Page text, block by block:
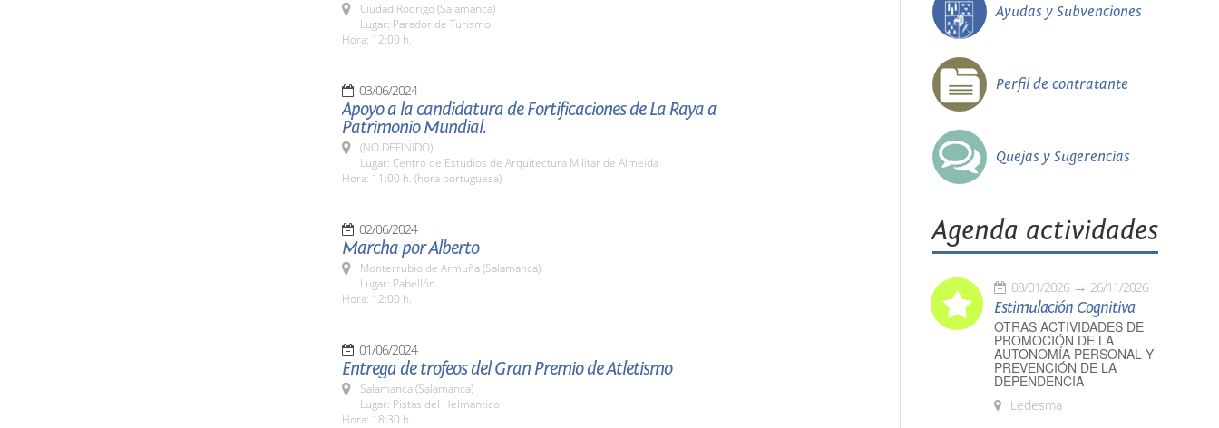
Ciudad Rodrigo (Salamanca)
Lugar: Parador de Turismo
Hora: 12:00 h.
03/06/2024
Apoyo a la candidatura de Fortificaciones de La Raya a
Patrimonio Mundial.
(NO DEFINIDO)
Lugar: Centro de Estudios de Arquitectura Militar de Almeida
Hora: 11:00 h. (hora portuguesa)
02/06/2024
Marcha por Alberto
Monterrubio de Armuña (Salamanca)
Lugar: Pabellón
Hora: 12:00 h.
01/06/2024
Entrega de trofeos del Gran Premio de Atletismo
Salamanca (Salamanca)
Lugar: Pistas del Helmántico
Hora: 18:30 h.
Ayudas y Subvenciones
Perfil de contratante
Quejas y Sugerencias
Agenda actividades
08/01/2026 26/11/2026
Estimulación Cognitiva
OTRAS ACTIVIDADES DE
PROMOCIÓN DE LA
AUTONOMÍA PERSONAL Y
PREVENCIÓN DE LA
DEPENDENCIA
Ledesma